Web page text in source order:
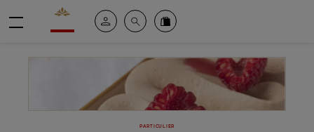
Valrhona - Imaginons le meilleur du chocolat
Espace clientRechercheCommandez en ligne
PARTICULIER